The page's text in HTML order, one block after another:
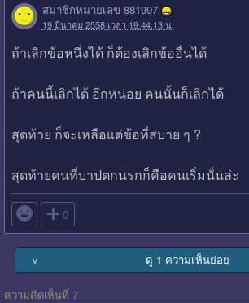
สมาชิกหมายเลข 881997
19 มีนาคม 2558 เวลา 19:44:13 น.
ถ้าเลิกข้อหนึ่งได้ ก็ต้องเลิกข้ออื่นได้
ถ้าคนนี้เลิกได้ อีกหน่อย คนนั้นก็เลิกได้
สุดท้าย ก็จะเหลือแต่ข้อที่สบาย ๆ ?
สุดท้ายคนที่บาปตกนรกก็คือคนเริ่มนั่นล่ะ
 0
∨ ดู 1 ความเห็นย่อย
ความคิดเห็นที่ 7